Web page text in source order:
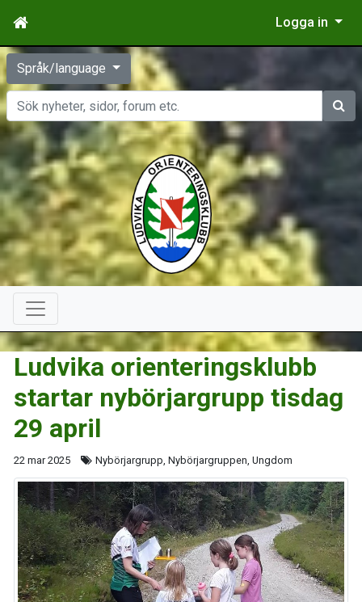
Logga in
Språk/language
Sök
Ludvika orienteringsklubb
startar nybörjargrupp tisdag
29 april
22 mar 2025 Nybörjargrupp, Nybörjargruppen, Ungdom